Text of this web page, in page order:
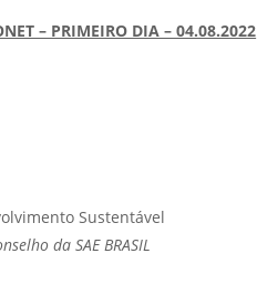
– PRIMEIRO DIA – 04.08.2022
Sustentável
da SAE BRASIL